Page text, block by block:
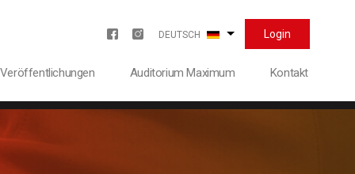
Menu redes sociales
DEUTSCH Weitere Aktionen
Login
Veröffentlichungen Auditorium Maximum Kontakt